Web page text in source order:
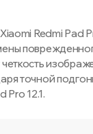
Redmi Pad
точной
Pro 12.1.